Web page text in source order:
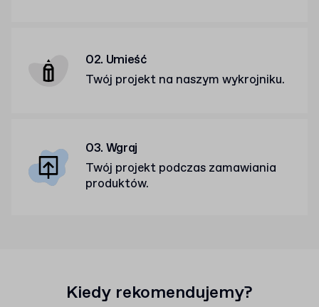
02. Umieść
Twój projekt na naszym wykrojniku.
03. Wgraj
Twój projekt podczas zamawiania
produktów.
Kiedy rekomendujemy?